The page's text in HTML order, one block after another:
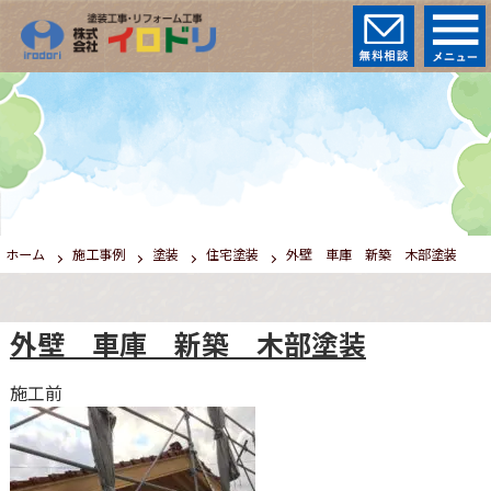
ホーム 施工事例 塗装 住宅塗装 外壁 車庫 新築 木部塗装
外壁 車庫 新築 木部塗装
施工前